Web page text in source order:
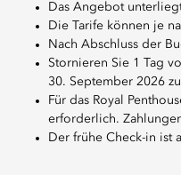
Das Angebot
Die Tarife können je
Nach Abschluss der
Stornieren Sie 1 Tag
30. September 2026
Für das Royal
erforderlich.
Der frühe Check-in ist